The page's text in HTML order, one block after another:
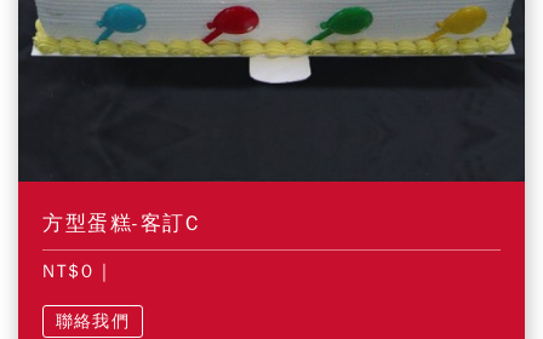
方型蛋糕-客訂C
NT$0 |
聯絡我們